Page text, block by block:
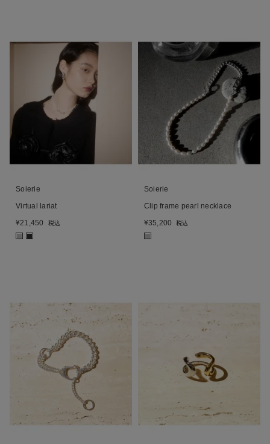
Soierie
Virtual lariat
¥21,450 税込
■ ■
Soierie
Clip frame pearl necklace
¥35,200 税込
■